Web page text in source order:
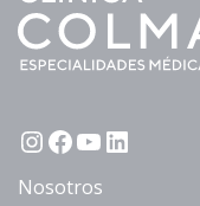
Instagram
Facebook
YouTube
LinkedIn
Nosotros